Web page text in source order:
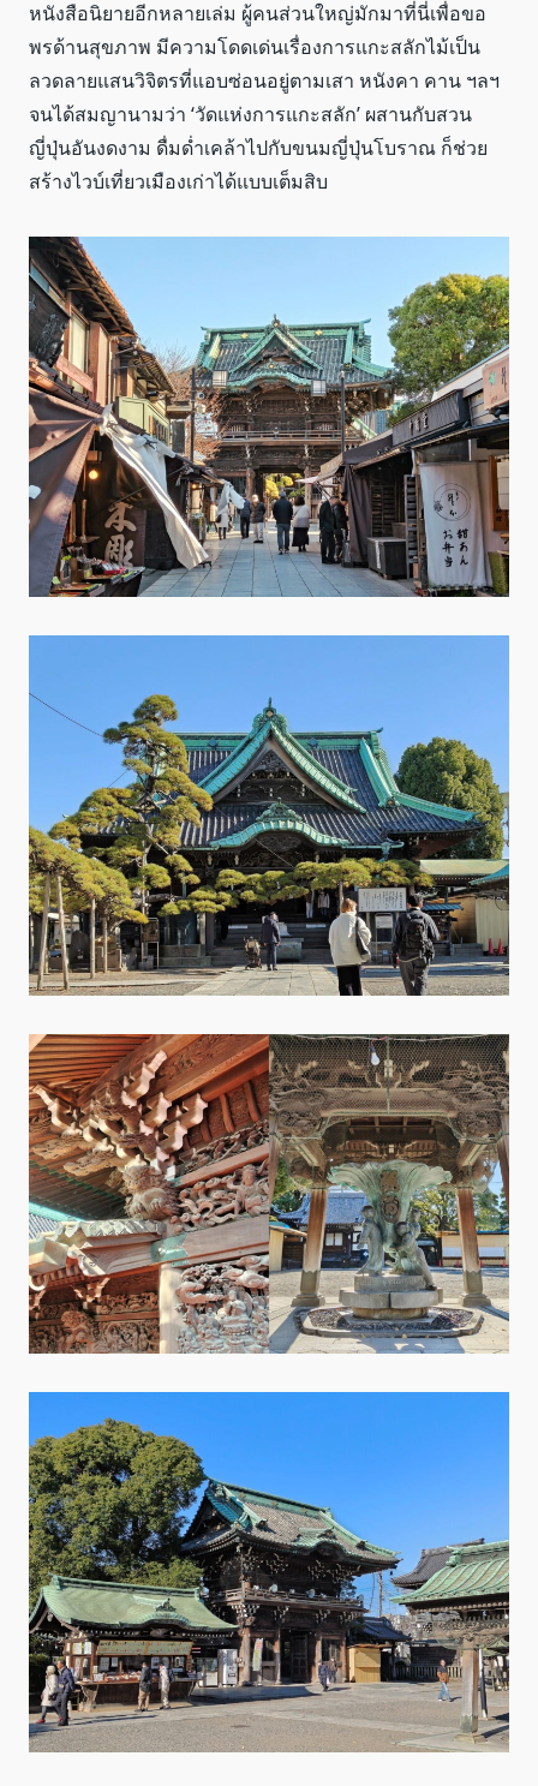
หนังสือนิยายอีกหลายเล่ม ผู้คนส่วนใหญ่มักมาที่นี่เพื่อขอ
พรด้านสุขภาพ มีความโดดเด่นเรื่องการแกะสลักไม้เป็น
ลวดลายแสนวิจิตรที่แอบซ่อนอยู่ตามเสา หนังคา คาน ฯลฯ
จนได้สมญานามว่า ‘วัดแห่งการแกะสลัก’ ผสานกับสวน
ญี่ปุ่นอันงดงาม ดื่มด่ำเคล้าไปกับขนมญี่ปุ่นโบราณ ก็ช่วย
สร้างไวบ์เที่ยวเมืองเก่าได้แบบเต็มสิบ